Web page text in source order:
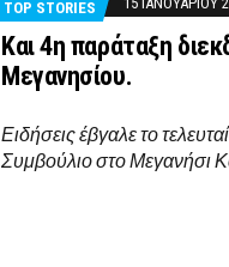
TOP STORIES
Και 4η παράταξη
Μεγανησίου.
Ειδήσεις έβγαλε το
Συμβούλιο στο Μεγανήσι